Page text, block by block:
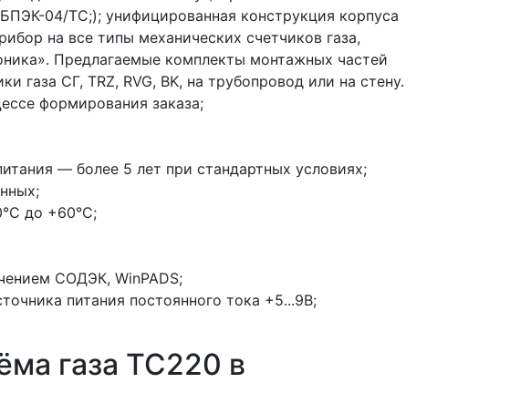
04/ТС;); унифицированная конструкция корпуса
на все типы механических счетчиков газа,
Предлагаемые комплекты монтажных частей
газа СГ, TRZ, RVG, BK, на трубопровод или на стену.
формирования заказа;
— более 5 лет при стандартных условиях;
до +60°С;
СОДЭК, WinPADS;
питания постоянного тока +5...9В;
газа ТС220 в